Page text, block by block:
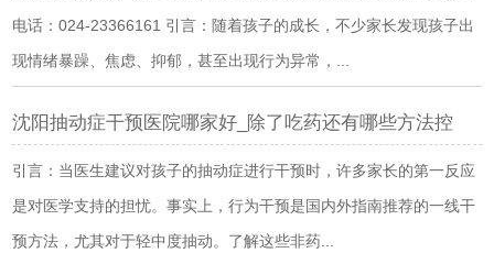
电话：024-23366161 引言：随着孩子的成长，不少家长发现孩子出
现情绪暴躁、焦虑、抑郁，甚至出现行为异常，...
沈阳抽动症干预医院哪家好_除了吃药还有哪些方法控
引言：当医生建议对孩子的抽动症进行干预时，许多家长的第一反应
是对医学支持的担忧。事实上，行为干预是国内外指南推荐的一线干
预方法，尤其对于轻中度抽动。了解这些非药...